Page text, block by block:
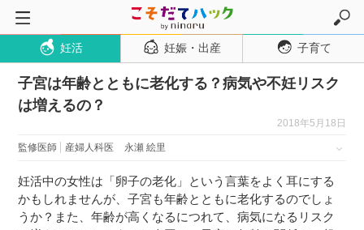
トップページ
妊活
妊娠・出産
妊娠中期
妊娠後期
妊活 妊娠・出産 子育て
子宮は年齢とともに老化する？病気や不妊リスク
は増えるの？
2018年5月18日
監修医師 産婦人科医 永瀬 絵里
妊活中の女性は「卵子の老化」という言葉をよく耳にする
かもしれませんが、子宮も年齢とともに老化するのでしょ
うか？また、年齢が高くなるにつれて、病気になるリスク